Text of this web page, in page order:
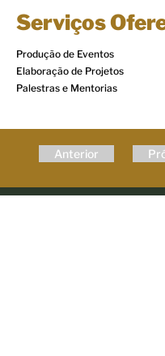
Serviços
Produção de Eventos
Elaboração de Projetos
Palestras e Mentorias
Anterior